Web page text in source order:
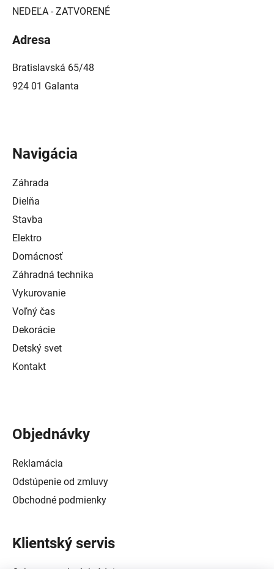
NEDEĽA - ZATVORENÉ
Adresa
Bratislavská 65/48
924 01 Galanta
Navigácia
Záhrada
Dielňa
Stavba
Elektro
Domácnosť
Záhradná technika
Vykurovanie
Voľný čas
Dekorácie
Detský svet
Kontakt
Objednávky
Reklamácia
Odstúpenie od zmluvy
Obchodné podmienky
Klientský servis